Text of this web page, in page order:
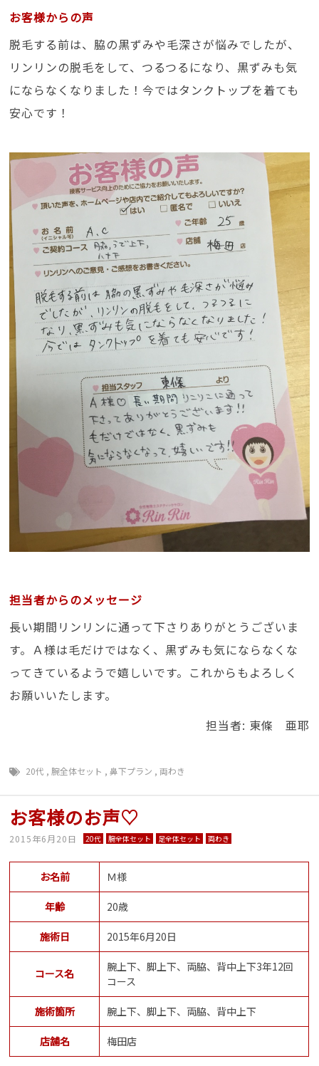
お客様からの声
脱毛する前は、脇の黒ずみや毛深さが悩みでしたが、
リンリンの脱毛をして、つるつるになり、黒ずみも気
にならなくなりました！今ではタンクトップを着ても
安心です！
担当者からのメッセージ
長い期間リンリンに通って下さりありがとうございま
す。Ａ様は毛だけではなく、黒ずみも気にならなくな
ってきているようで嬉しいです。これからもよろしく
お願いいたします。
担当者: 東條 亜耶
20代 ,腕全体セット ,鼻下プラン ,両わき
お客様のお声♡
2015年6月20日 20代 腕全体セット 足全体セット 両わき
お名前 Ｍ様
年齢 20歳
施術日 2015年6月20日
コース名
腕上下、脚上下、両脇、背中上下3年12回
コース
施術箇所 腕上下、脚上下、両脇、背中上下
店舗名 梅田店